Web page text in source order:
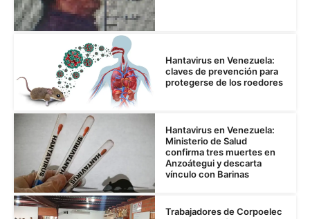
Hantavirus en Venezuela:
claves de prevención para
protegerse de los roedores
Hantavirus en Venezuela:
Ministerio de Salud
confirma tres muertes en
Anzoátegui y descarta
vínculo con Barinas
Trabajadores de Corpoelec